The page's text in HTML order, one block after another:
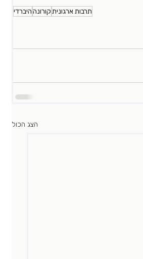
תרבות ארגוניתקורונההיברדי
הצג הכול